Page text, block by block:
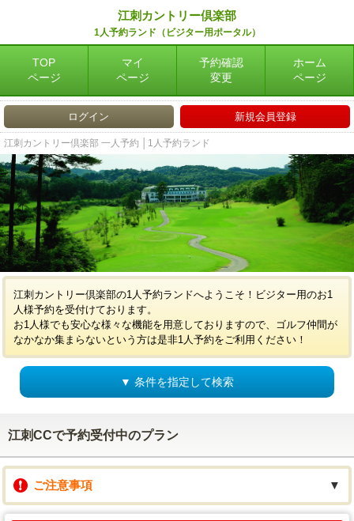
江刺カントリー倶楽部
1人予約ランド（ビジター用ポータル）
TOP
ページ
マイ
ページ
予約確認
変更
ホーム
ページ
ログイン 新規会員登録
江刺カントリー倶楽部 一人予約 │1人予約ランド
江刺カントリー倶楽部の1人予約ランドへようこそ！ビジター用のお1
人様予約を受付けております。
お1人様でも安心な様々な機能を用意しておりますので、ゴルフ仲間が
なかなか集まらないという方は是非1人予約をご利用ください！
▼ 条件を指定して検索
江刺CCで予約受付中のプラン
ご注意事項 ▼